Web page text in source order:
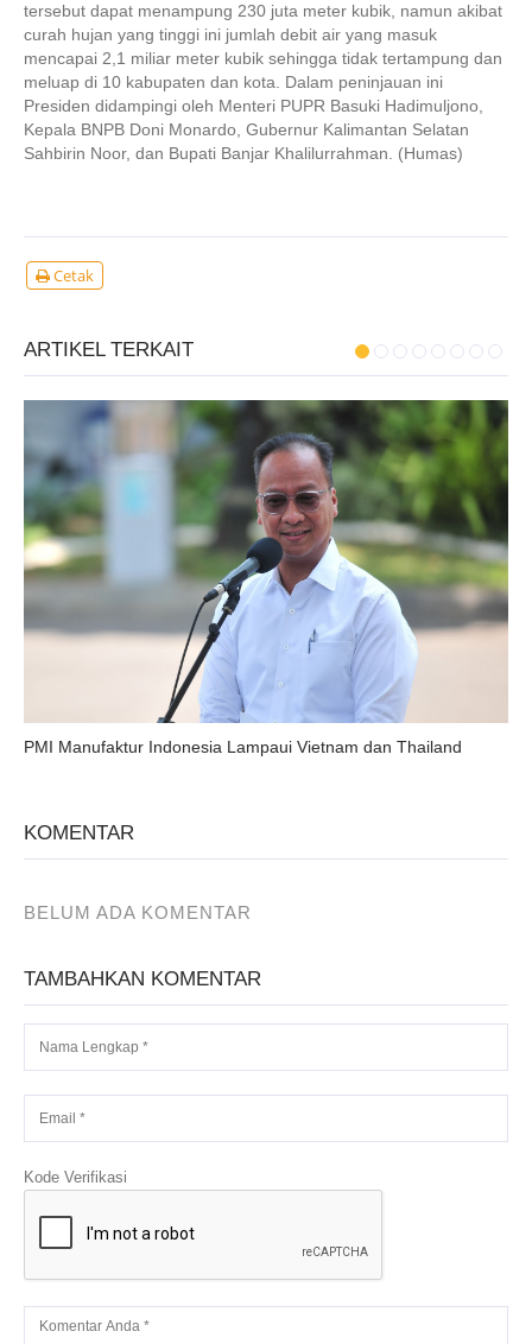
tersebut dapat menampung 230 juta meter kubik, namun akibat
curah hujan yang tinggi ini jumlah debit air yang masuk
mencapai 2,1 miliar meter kubik sehingga tidak tertampung dan
meluap di 10 kabupaten dan kota. Dalam peninjauan ini
Presiden didampingi oleh Menteri PUPR Basuki Hadimuljono,
Kepala BNPB Doni Monardo, Gubernur Kalimantan Selatan
Sahbirin Noor, dan Bupati Banjar Khalilurrahman. (Humas)
Cetak
ARTIKEL TERKAIT
PMI Manufaktur Indonesia Lampaui Vietnam dan Thailand
KOMENTAR
BELUM ADA KOMENTAR
TAMBAHKAN KOMENTAR
Kode Verifikasi